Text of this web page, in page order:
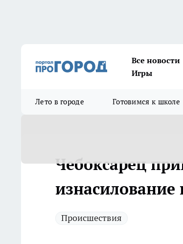
Все новости
Игры
Лето в городе Готовимся к школе
Чебоксарец
изнасилование
Происшествия